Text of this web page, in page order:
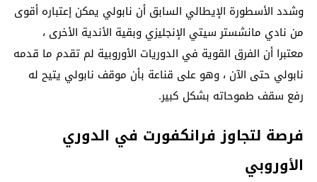
وشدد الأسطورة الإيطالي السابق أن نابولي يمكن إعتباره أقوى
من نادي مانشستر سيتي الإنجليزي وبقية الأندية الأخرى ،
معتبرا أن الفرق القوية في الدوريات الأوروبية لم تقدم ما قدمه
نابولي حتى الآن ، وهو على قناعة بأن موقف نابولي يتيح له
رفع سقف طموحاته بشكل كبير.
فرصة لتجاوز فرانكفورت في الدوري
الأوروبي